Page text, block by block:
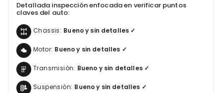
Detallada inspección enfocada en verificar puntos
claves del auto:
Chassis: Bueno y sin detalles ✓
Motor: Bueno y sin detalles ✓
Transmisión: Bueno y sin detalles ✓
Suspensión: Bueno y sin detalles ✓